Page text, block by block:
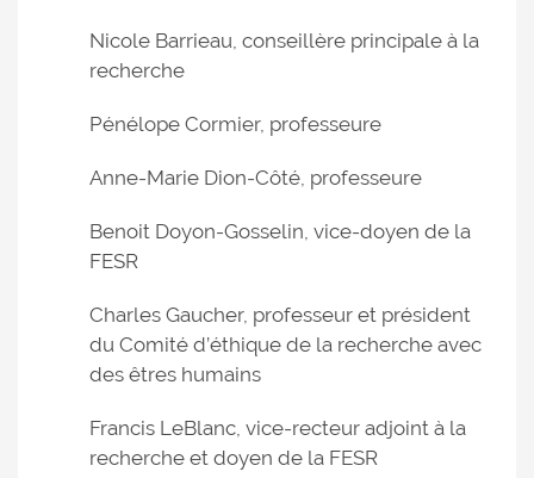
Nicole Barrieau, conseillère principale à la
recherche
Pénélope Cormier, professeure
Anne-Marie Dion-Côté, professeure
Benoit Doyon-Gosselin, vice-doyen de la
FESR
Charles Gaucher, professeur et président
du Comité d’éthique de la recherche avec
des êtres humains
Francis LeBlanc, vice-recteur adjoint à la
recherche et doyen de la FESR